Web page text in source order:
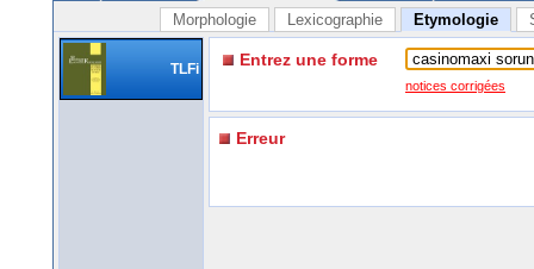
Morphologie Lexicographie Etymologie
TLFi Entrez une forme
notices corrigées
Erreur